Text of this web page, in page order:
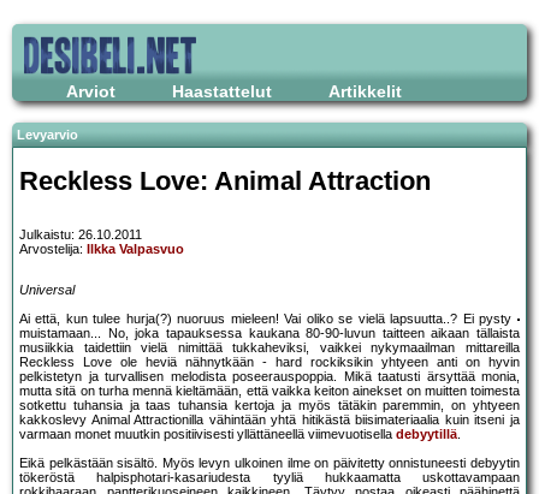
Arviot Haastattelut Artikkelit
Levyarvio
Reckless Love: Animal Attraction
Julkaistu: 26.10.2011
Arvostelija:
Ilkka Valpasvuo
Universal
Ai että, kun tulee hurja(?) nuoruus mieleen! Vai oliko se vielä lapsuutta..? Ei pysty
muistamaan... No, joka tapauksessa kaukana 80-90-luvun taitteen aikaan tällaista
musiikkia taidettiin vielä nimittää tukkaheviksi, vaikkei nykymaailman mittareilla
Reckless Love ole heviä nähnytkään - hard rockiksikin yhtyeen anti on hyvin
pelkistetyn ja turvallisen melodista poseerauspoppia. Mikä taatusti ärsyttää monia,
mutta sitä on turha mennä kieltämään, että vaikka keiton ainekset on muitten toimesta
sotkettu tuhansia ja taas tuhansia kertoja ja myös tätäkin paremmin, on yhtyeen
kakkoslevy Animal Attractionilla vähintään yhtä hitikästä biisimateriaalia kuin itseni ja
varmaan monet muutkin positiivisesti yllättäneellä viimevuotisella debyytillä.
Eikä pelkästään sisältö. Myös levyn ulkoinen ilme on päivitetty onnistuneesti debyytin
tökeröstä halpisphotari-kasariudesta tyyliä hukkaamatta uskottavampaan